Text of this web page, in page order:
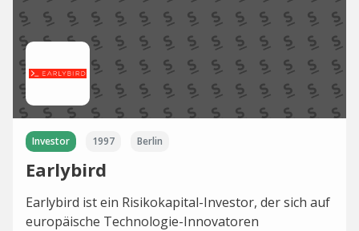
Investor 1997 Berlin
Earlybird
Earlybird ist ein Risikokapital-Investor, der sich auf
europäische Technologie-Innovatoren